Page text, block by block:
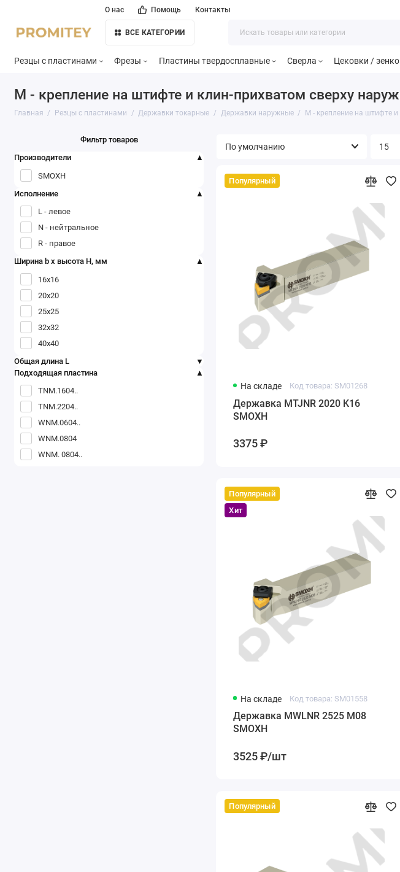
О нас Помощь Контакты
ВСЕ КАТЕГОРИИ
Резцы с пластинами Фрезы Пластины твердосплавные Сверла Цековки /
M - крепление на штифте и клин-прихватом сверху
Главная Резцы с пластинами Державки токарные Державки наружные M - крепление на штифте
Фильтр товаров
Производители
SMOXH
Исполнение
L - левое
N - нейтральное
R - правое
Ширина b х высота H, мм
16x16
20x20
25x25
32x32
40x40
Общая длина L
Подходящая пластина
TNM.1604..
TNM.2204..
WNM.0604..
WNM.0804
WNM. 0804..
Популярный
На складе Код товара: SM01268
Державка MTJNR 2020 K16
SMOXH
3375 ₽
Популярный
Хит
На складе Код товара: SM01558
Державка MWLNR 2525 M08
SMOXH
3525 ₽/шт
Популярный